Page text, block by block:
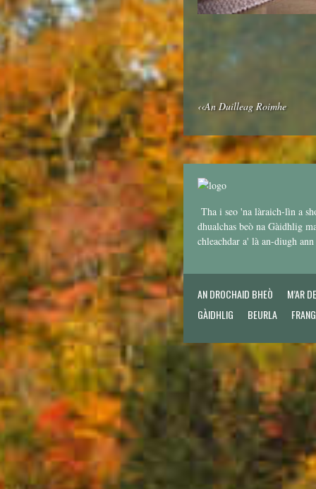
‹‹An Duilleag Roimhe
Tha i seo 'na làraich-lìn a
dhualchas beò na Gàidhlig
chleachdar a' là an-diugh
AN DROCHAID BHEÒ
M’AR
GÀIDHLIG
BEURLA